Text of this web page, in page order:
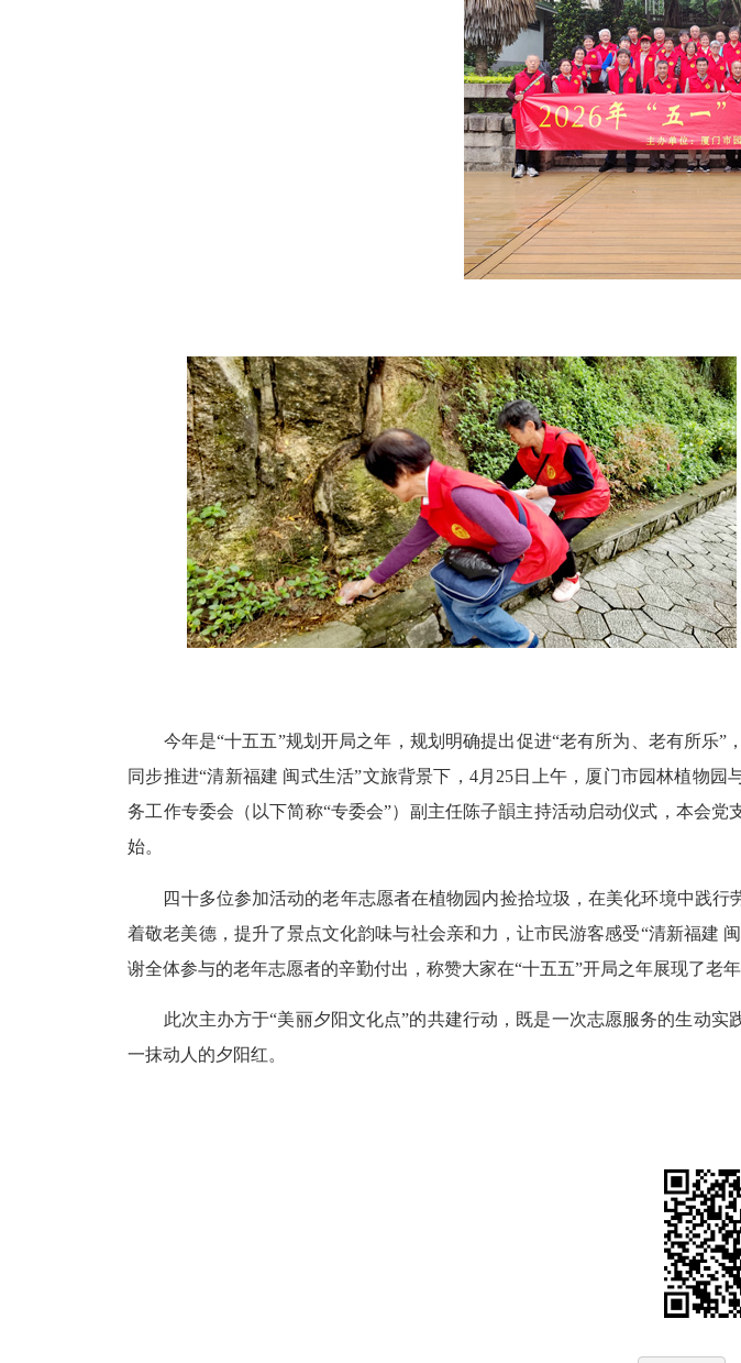
今年是“十五五”规划开局之年，规划明确提出促进“老有所为、老有所乐”
同步推进“清新福建 闽式生活”文旅背景下，4月25日上午，厦门市园林植物
务工作专委会（以下简称“专委会”）副主任陈子韻主持活动启动仪式，本会
始。
四十多位参加活动的老年志愿者在植物园内捡拾垃圾，在美化环境中践行
着敬老美德，提升了景点文化韵味与社会亲和力，让市民游客感受“清新福建
谢全体参与的老年志愿者的辛勤付出，称赞大家在“十五五”开局之年展现了老
此次主办方于“美丽夕阳文化点”的共建行动，既是一次志愿服务的生动实
一抹动人的夕阳红。